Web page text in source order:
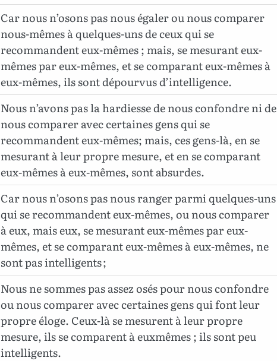
Car nous n’osons pas nous égaler ou nous comparer
nous-mêmes à quelques-uns de ceux qui se
recommandent eux-mêmes ; mais, se mesurant eux-
mêmes par eux-mêmes, et se comparant eux-mêmes à
eux-mêmes, ils sont dépourvus d’intelligence.
Nous n’avons pas la hardiesse de nous confondre ni de
nous comparer avec certaines gens qui se
recommandent eux-mêmes; mais, ces gens-là, en se
mesurant à leur propre mesure, et en se comparant
eux-mêmes à eux-mêmes, sont absurdes.
Car nous n’osons pas nous ranger parmi quelques-uns
qui se recommandent eux-mêmes, ou nous comparer
à eux, mais eux, se mesurant eux-mêmes par eux-
mêmes, et se comparant eux-mêmes à eux-mêmes, ne
sont pas intelligents ;
Nous ne sommes pas assez osés pour nous confondre
ou nous comparer avec certaines gens qui font leur
propre éloge. Ceux-là se mesurent à leur propre
mesure, ils se comparent à euxmêmes ; ils sont peu
intelligents.